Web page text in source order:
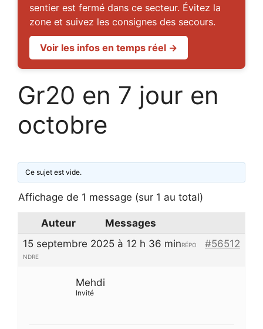
sentier est fermé dans ce secteur. Évitez la
zone et suivez les consignes des secours.
Voir les infos en temps réel →
Gr20 en 7 jour en
octobre
Ce sujet est vide.
Affichage de 1 message (sur 1 au total)
Auteur
Messages
15 septembre 2025 à 12 h 36 min
#56512
RÉPO
NDRE
Mehdi
Invité